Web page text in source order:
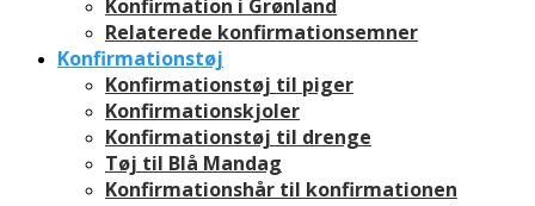
Konfirmation i Grønland
Relaterede konfirmationsemner
Konfirmationstøj
Konfirmationstøj til piger
Konfirmationskjoler
Konfirmationstøj til drenge
Tøj til Blå Mandag
Konfirmationshår til konfirmationen